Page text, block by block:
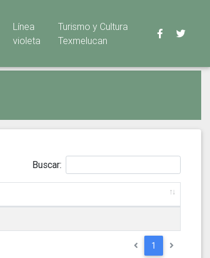
Línea
violeta
Turismo y Cultura
Texmelucan
Buscar:
1